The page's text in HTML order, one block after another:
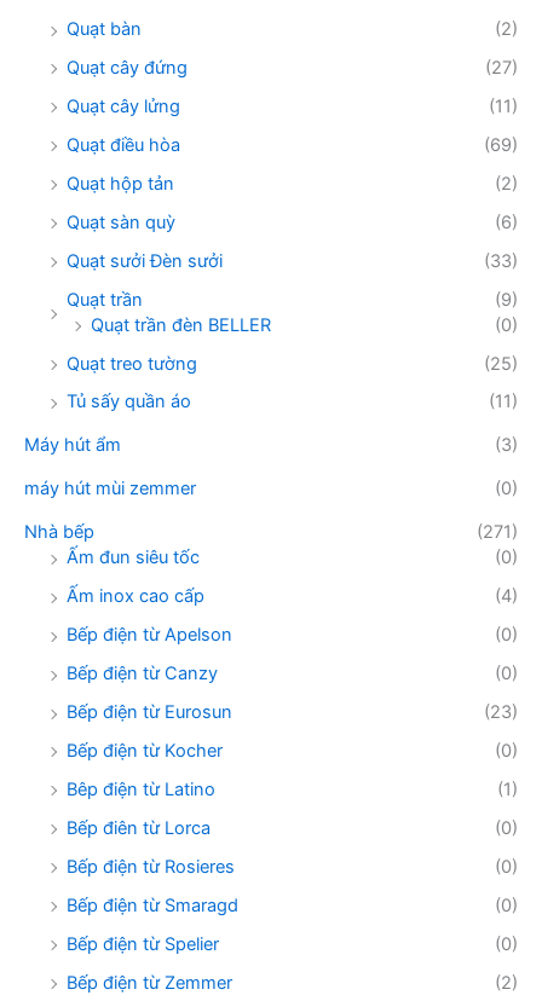
Quạt bàn
(2)
Quạt cây đứng
(27)
Quạt cây lửng
(11)
Quạt điều hòa
(69)
Quạt hộp tản
(2)
Quạt sàn quỳ
(6)
Quạt sưởi Đèn sưởi
(33)
Quạt trần
(9)
Quạt trần đèn BELLER
(0)
Quạt treo tường
(25)
Tủ sấy quần áo
(11)
Máy hút ẩm
(3)
máy hút mùi zemmer
(0)
Nhà bếp
(271)
Ấm đun siêu tốc
(0)
Ấm inox cao cấp
(4)
Bếp điện từ Apelson
(0)
Bếp điện từ Canzy
(0)
Bếp điện từ Eurosun
(23)
Bếp điện từ Kocher
(0)
Bêp điện từ Latino
(1)
Bếp điên từ Lorca
(0)
Bếp điện từ Rosieres
(0)
Bếp điện từ Smaragd
(0)
Bếp điện từ Spelier
(0)
Bếp điện từ Zemmer
(2)